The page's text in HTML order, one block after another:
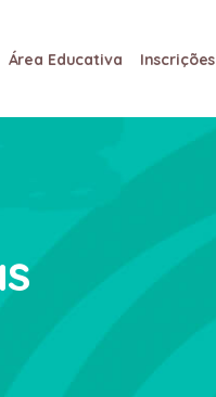
Área Educativa Inscrições